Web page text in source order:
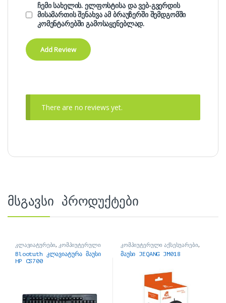
ჩემი სახელის. ელფოსტისა და ვებ-გვერდის
მისამართის შენახვა ამ ბრაუზერში შემდგომში
კომენტარებში გამოსაყენებლად.
There are no reviews yet.
მსგავსი პროდუქტები
კლავიატურები,კომპიუტერული
აქსესუარები
Blootuth კლავიატურა მაუსი
HP CS700
კომპიუტერული აქსესუარები,
მაუსები
მაუსი JEQANG JM018